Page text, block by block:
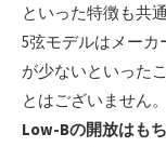
といった特徴も共通
5弦モデルはメー
が少ないといった
とはございません。
Low-Bの開放はも